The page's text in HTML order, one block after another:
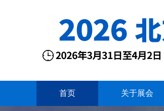
首页 关于展会